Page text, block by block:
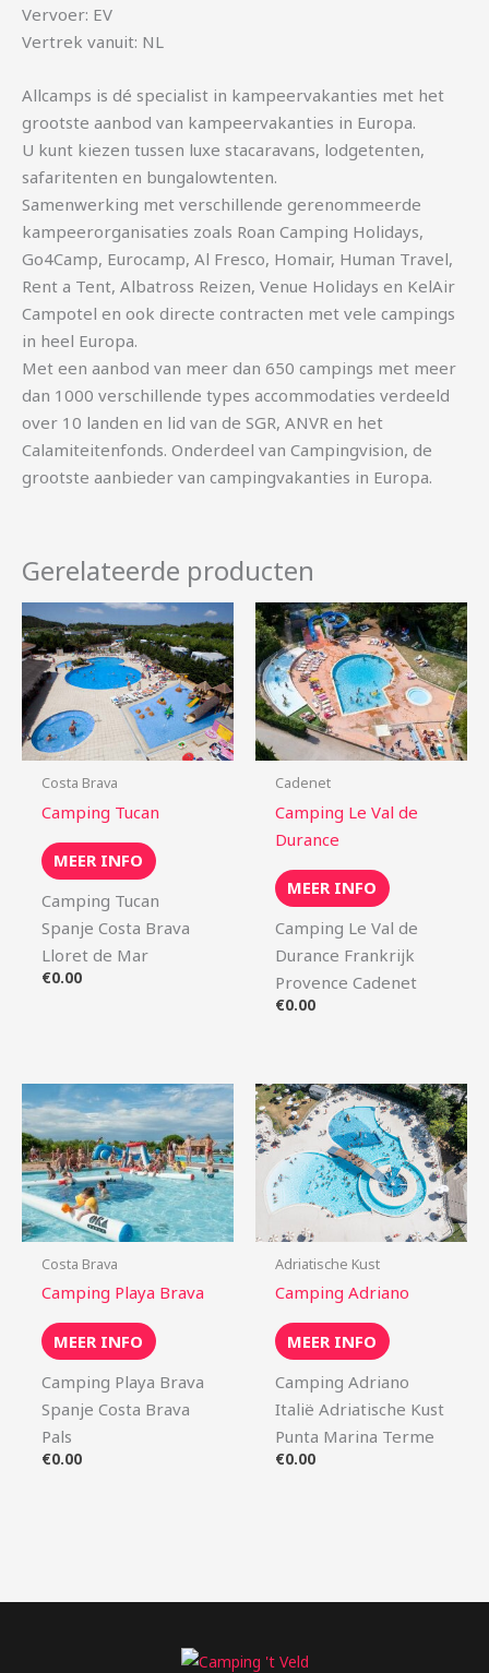
Vervoer: EV
Vertrek vanuit: NL
Allcamps is dé specialist in kampeervakanties met het
grootste aanbod van kampeervakanties in Europa.
U kunt kiezen tussen luxe stacaravans, lodgetenten,
safaritenten en bungalowtenten.
Samenwerking met verschillende gerenommeerde
kampeerorganisaties zoals Roan Camping Holidays,
Go4Camp, Eurocamp, Al Fresco, Homair, Human Travel,
Rent a Tent, Albatross Reizen, Venue Holidays en KelAir
Campotel en ook directe contracten met vele campings
in heel Europa.
Met een aanbod van meer dan 650 campings met meer
dan 1000 verschillende types accommodaties verdeeld
over 10 landen en lid van de SGR, ANVR en het
Calamiteitenfonds. Onderdeel van Campingvision, de
grootste aanbieder van campingvakanties in Europa.
Gerelateerde producten
Costa Brava
Camping Tucan
MEER INFO
Camping Tucan
Spanje Costa Brava
Lloret de Mar
€0.00
Cadenet
Camping Le Val de
Durance
MEER INFO
Camping Le Val de
Durance Frankrijk
Provence Cadenet
€0.00
Costa Brava
Camping Playa Brava
MEER INFO
Camping Playa Brava
Spanje Costa Brava
Pals
€0.00
Adriatische Kust
Camping Adriano
MEER INFO
Camping Adriano
Italië Adriatische Kust
Punta Marina Terme
€0.00